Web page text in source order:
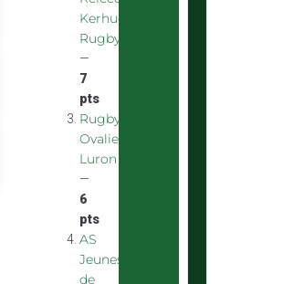
Kerhuon
Rugby
—
7
pts
Rugby
Ovalie
Luron
—
6
pts
AS
Jeunes
de